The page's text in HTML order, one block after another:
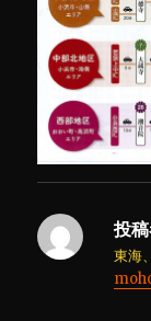
投
東海